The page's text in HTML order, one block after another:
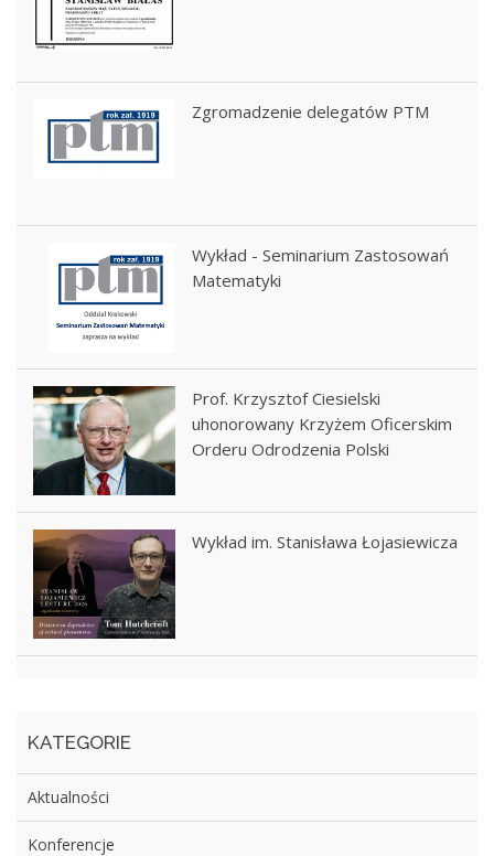
Zgromadzenie delegatów PTM
Wykład - Seminarium Zastosowań
Matematyki
Prof. Krzysztof Ciesielski
uhonorowany Krzyżem Oficerskim
Orderu Odrodzenia Polski
Wykład im. Stanisława Łojasiewicza
KATEGORIE
Aktualności
Konferencje